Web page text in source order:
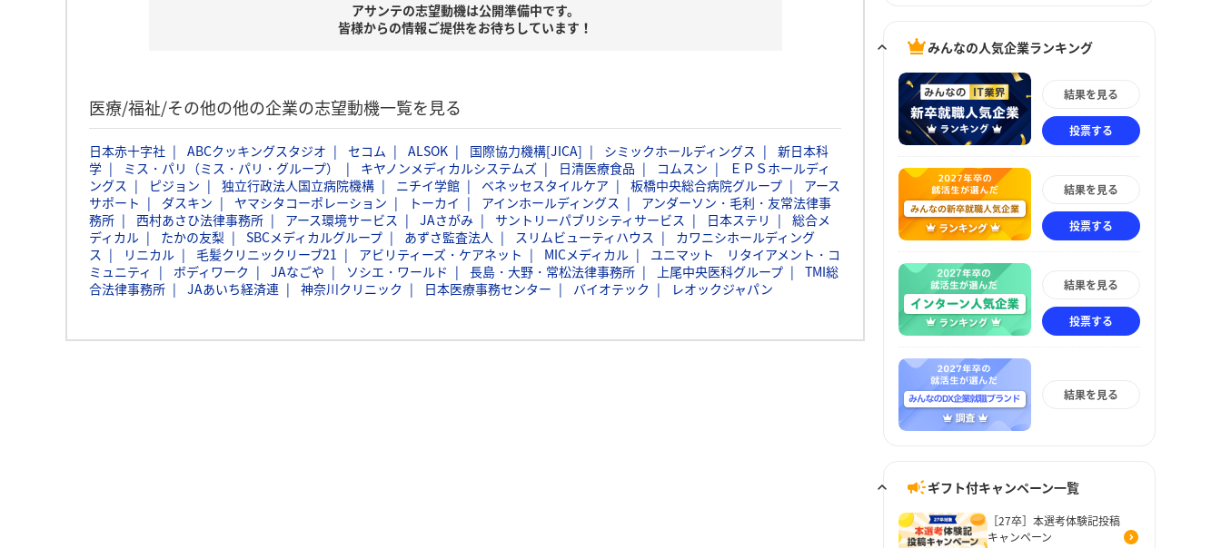
アサンテの志望動機は公開準備中です。
皆様からの情報ご提供をお待ちしています！
医療/福祉/その他の他の企業の志望動機一覧を見る
日本赤十字社 ABCクッキングスタジオ セコム ALSOK 国際協力機構[JICA] シミックホールディングス
新日本科
学
ミス・パリ（ミス・パリ・グループ） キヤノンメディカルシステムズ 日清医療食品 コムスン
ＥＰＳホールディ
ングス
ピジョン 独立行政法人国立病院機構 ニチイ学館 ベネッセスタイルケア 板橋中央総合病院グループ
アース
サポート
ダスキン ヤマシタコーポレーション トーカイ アインホールディングス
アンダーソン・毛利・友常法律事
務所
西村あさひ法律事務所 アース環境サービス JAさがみ サントリーパブリシティサービス 日本ステリ
総合メ
ディカル
たかの友梨 SBCメディカルグループ あずさ監査法人 スリムビューティハウス
カワニシホールディング
ス
リニカル 毛髪クリニックリーブ21 アビリティーズ・ケアネット MICメディカル
ユニマット リタイアメント・コ
ミュニティ
ボディワーク JAなごや ソシエ・ワールド 長島・大野・常松法律事務所 上尾中央医科グループ
TMI総
合法律事務所
JAあいち経済連 神奈川クリニック 日本医療事務センター バイオテック レオックジャパン
みんなの人気企業ランキング
結果を見る
投票する
結果を見る
投票する
結果を見る
投票する
結果を見る
ギフト付キャンペーン一覧
［27卒］本選考体験記投稿
キャンペーン